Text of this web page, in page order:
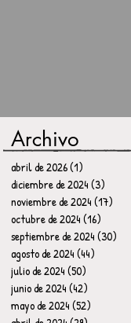
Archivo
abril de 2026(1)
diciembre de 2024(3)
noviembre de 2024(17)
octubre de 2024(16)
septiembre de 2024(30)
agosto de 2024(44)
julio de 2024(50)
junio de 2024(42)
mayo de 2024(52)